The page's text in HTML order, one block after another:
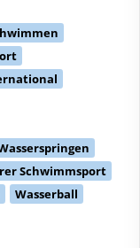
Schwimmsport
Wasserball